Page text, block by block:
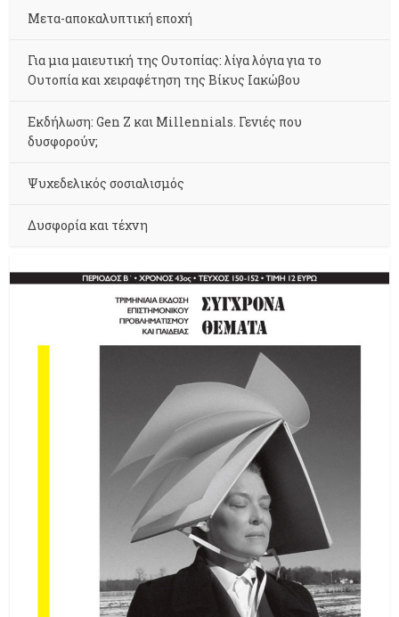
Μετα-αποκαλυπτική εποχή
Για μια μαιευτική της Ουτοπίας: λίγα λόγια για το
Ουτοπία και χειραφέτηση της Βίκυς Ιακώβου
Εκδήλωση: Gen Z και Millennials. Γενιές που
δυσφορούν;
Ψυχεδελικός σοσιαλισμός
Δυσφορία και τέχνη